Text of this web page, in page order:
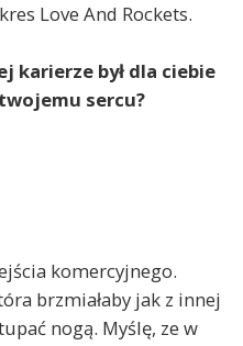
Love And Rockets.
karierze był dla ciebie
sercu?
komercyjnego.
brzmiałaby jak z innej
nogą. Myślę, ze w